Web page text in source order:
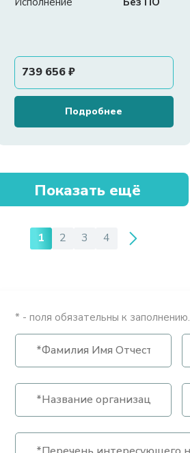
739 656₽
Подробнее
Показать ещё
1 2 3 4
* - поля обязательны к заполнению.